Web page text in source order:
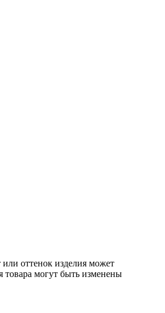
оттенок изделия может
товара могут быть изменены